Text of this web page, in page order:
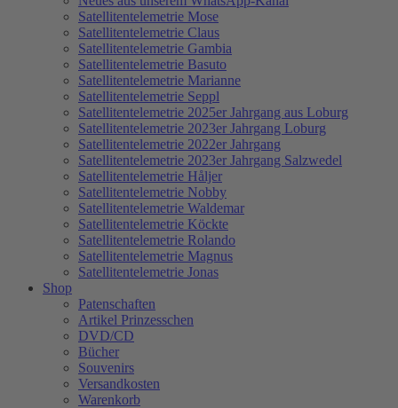
Satellitentelemetrie Mose
Satellitentelemetrie Claus
Satellitentelemetrie Gambia
Satellitentelemetrie Basuto
Satellitentelemetrie Marianne
Satellitentelemetrie Seppl
Satellitentelemetrie 2025er Jahrgang aus Loburg
Satellitentelemetrie 2023er Jahrgang Loburg
Satellitentelemetrie 2022er Jahrgang
Satellitentelemetrie 2023er Jahrgang Salzwedel
Satellitentelemetrie Håljer
Satellitentelemetrie Nobby
Satellitentelemetrie Waldemar
Satellitentelemetrie Köckte
Satellitentelemetrie Rolando
Satellitentelemetrie Magnus
Satellitentelemetrie Jonas
Shop
Patenschaften
Artikel Prinzesschen
DVD/CD
Bücher
Souvenirs
Versandkosten
Warenkorb